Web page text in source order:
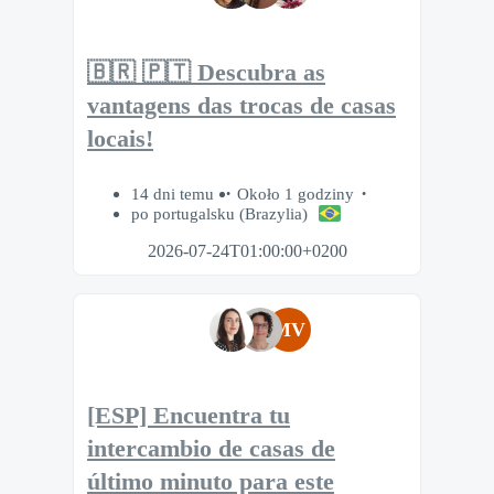
🇧🇷 🇵🇹 Descubra as
vantagens das trocas de casas
locais!
14 dni temu
Około 1 godziny
po portugalsku (Brazylia)
2026-07-24T01:00:00+0200
MV
[ESP] Encuentra tu
intercambio de casas de
último minuto para este